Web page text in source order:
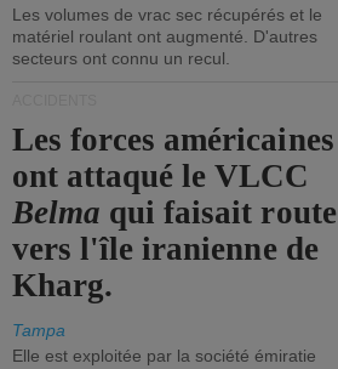
Les volumes de vrac sec récupérés et le
matériel roulant ont augmenté. D'autres
secteurs ont connu un recul.
Les forces américaines
ont attaqué le VLCC
Belma qui faisait route
vers l'île iranienne de
Kharg.
Tampa
Elle est exploitée par la société émiratie